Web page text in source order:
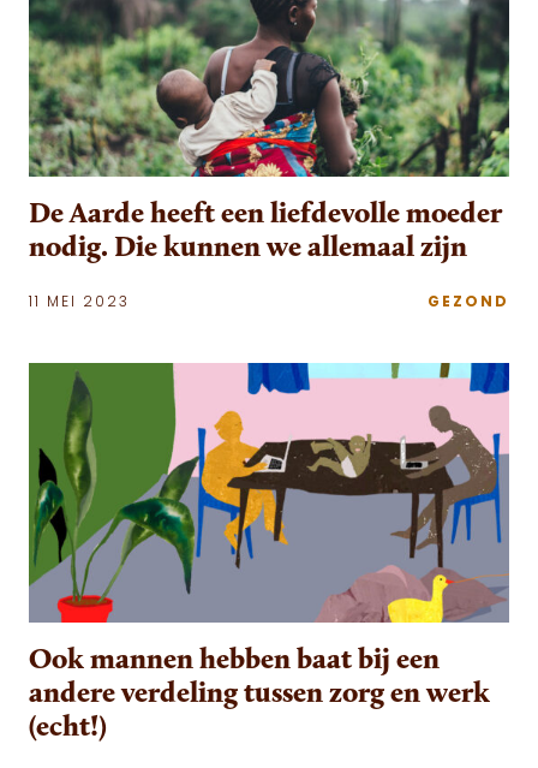
De Aarde heeft een liefdevolle moeder
nodig. Die kunnen we allemaal zijn
11 MEI 2023 GEZOND
Ook mannen hebben baat bij een
andere verdeling tussen zorg en werk
(echt!)